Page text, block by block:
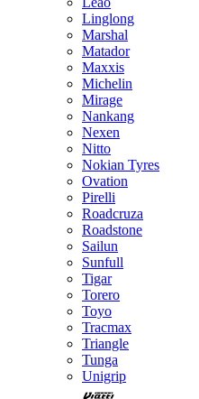
Linglong
Marshal
Matador
Maxxis
Michelin
Mirage
Nankang
Nexen
Nitto
Nokian Tyres
Ovation
Pirelli
Roadcruza
Roadstone
Sailun
Sunfull
Tigar
Torero
Toyo
Tracmax
Triangle
Tunga
Unigrip